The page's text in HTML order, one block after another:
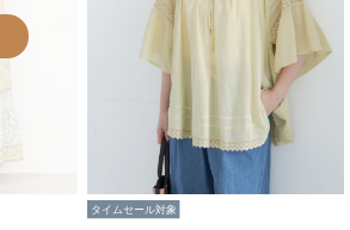
タイムセール対象